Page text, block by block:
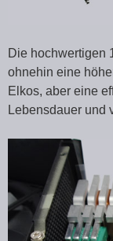
Die hochwertigen
ohnehin eine
Elkos, aber eine
Lebensdauer und